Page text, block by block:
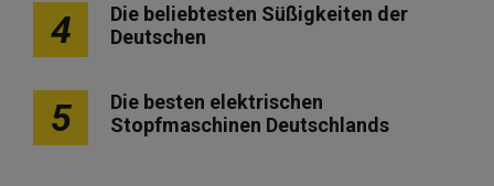
4
Die beliebtesten Süßigkeiten der
Deutschen
5
Die besten elektrischen
Stopfmaschinen Deutschlands